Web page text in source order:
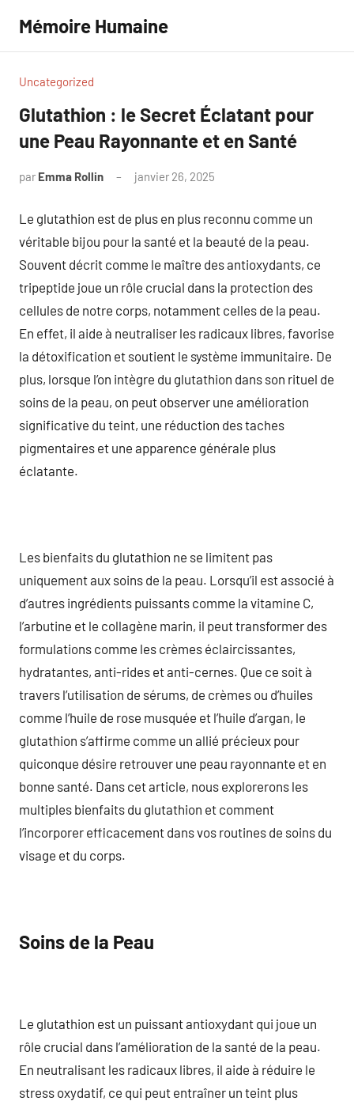
contenu
Mémoire Humaine
Uncategorized
Glutathion : le Secret Éclatant pour
une Peau Rayonnante et en Santé
par Emma Rollin janvier 26, 2025
Le glutathion est de plus en plus reconnu comme un
véritable bijou pour la santé et la beauté de la peau.
Souvent décrit comme le maître des antioxydants, ce
tripeptide joue un rôle crucial dans la protection des
cellules de notre corps, notamment celles de la peau.
En effet, il aide à neutraliser les radicaux libres, favorise
la détoxification et soutient le système immunitaire. De
plus, lorsque l’on intègre du glutathion dans son rituel de
soins de la peau, on peut observer une amélioration
significative du teint, une réduction des taches
pigmentaires et une apparence générale plus
éclatante.
Les bienfaits du glutathion ne se limitent pas
uniquement aux soins de la peau. Lorsqu’il est associé à
d’autres ingrédients puissants comme la vitamine C,
l’arbutine et le collagène marin, il peut transformer des
formulations comme les crèmes éclaircissantes,
hydratantes, anti-rides et anti-cernes. Que ce soit à
travers l’utilisation de sérums, de crèmes ou d’huiles
comme l’huile de rose musquée et l’huile d’argan, le
glutathion s’affirme comme un allié précieux pour
quiconque désire retrouver une peau rayonnante et en
bonne santé. Dans cet article, nous explorerons les
multiples bienfaits du glutathion et comment
l’incorporer efficacement dans vos routines de soins du
visage et du corps.
Soins de la Peau
Le glutathion est un puissant antioxydant qui joue un
rôle crucial dans l’amélioration de la santé de la peau.
En neutralisant les radicaux libres, il aide à réduire le
stress oxydatif, ce qui peut entraîner un teint plus